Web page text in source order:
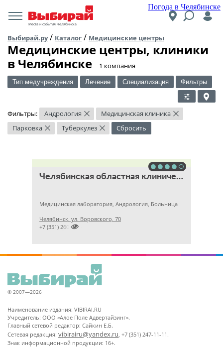
Погода в Челябинске
Места и события Челябинска
Выбирай.ру/ Каталог / Медицинские центры
Медицинские центры, клиники
в Челябинске
​1 компания
Тип медучреждения Лечение Специализация Фильтры
Фильтры: Андрология × Медицинская клиника ×
Парковка × Туберкулез × Сбросить
Челябинская областная клиническая больница
Медицинская лаборатория, Андрология, Больница
Челябинск, ул. Воровского, 70

+7 (351) 2609824
© 2007—2026
Наименование издания: VIBIRAI.RU
Учредитель: ООО «Алое Поле Адвертайзинг».
Главный сетевой редактор: Сайкин Е.Б.
Сетевая редакция: vibirairu@yandex.ru, +7 (351) 247-11-11.
Знак информационной продукции: 16+.